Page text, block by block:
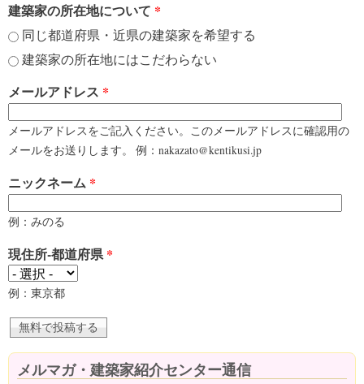
建築家の所在地について *
同じ都道府県・近県の建築家を希望する
建築家の所在地にはこだわらない
メールアドレス *
メールアドレスをご記入ください。このメールアドレスに確認用の
メールをお送りします。 例：nakazato@kentikusi.jp
ニックネーム *
例：みのる
現住所-都道府県*
例：東京都
メルマガ・建築家紹介センター通信